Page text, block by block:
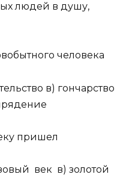
людей в душу,
человека
в) гончарство
пришел
век в) золотой